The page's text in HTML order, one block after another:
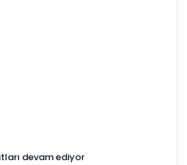
devam ediyor